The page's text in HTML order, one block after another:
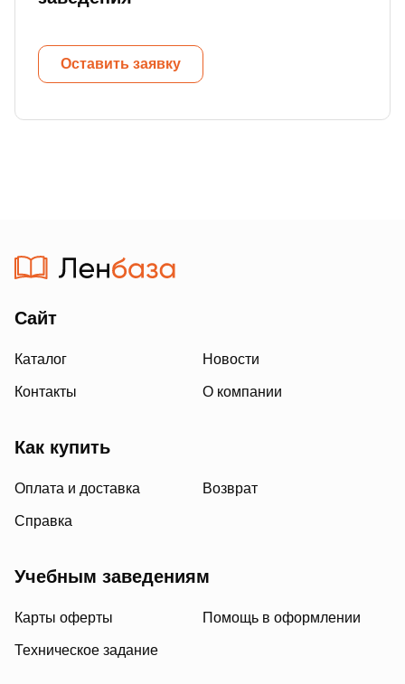
Оставить заявку
Сайт
Каталог Новости
Контакты О компании
Как купить
Оплата и доставка Возврат
Справка
Учебным заведениям
Карты оферты Помощь в оформлении
Техническое задание